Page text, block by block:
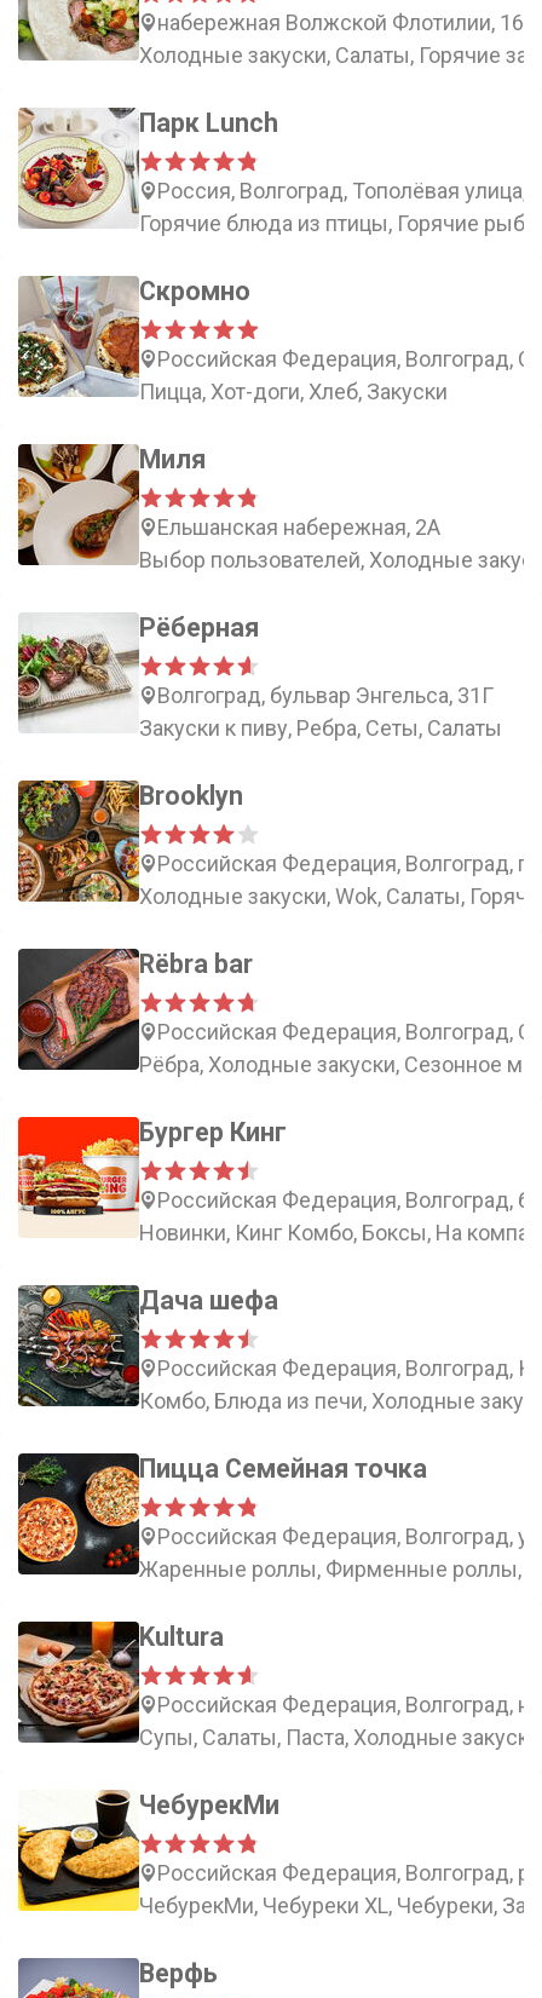
набережная Волжской Флотилии, 16
Холодные закуски, Салаты, Горячие
Парк Lunch
Россия, Волгоград, Тополёвая улица,
Горячие блюда из птицы, Горячие
Скромно
Российская Федерация, Волгоград,
Пицца, Хот-доги, Хлеб, Закуски
Миля
Ельшанская набережная, 2А
Выбор пользователей, Холодные
Рёберная
Волгоград, бульвар Энгельса, 31Г
Закуски к пиву, Ребра, Сеты, Салаты
Brooklyn
Российская Федерация, Волгоград,
Холодные закуски, Wok, Салаты,
Rёbra bar
Российская Федерация, Волгоград,
Рёбра, Холодные закуски, Сезонное
Бургер Кинг
Российская Федерация, Волгоград,
Новинки, Кинг Комбо, Боксы, На
Дача шефа
Российская Федерация, Волгоград,
Комбо, Блюда из печи, Холодные
Пицца Семейная точка
Российская Федерация, Волгоград,
Жаренные роллы, Фирменные роллы,
Kultura
Российская Федерация, Волгоград,
Супы, Салаты, Паста, Холодные закуски
ЧебурекМи
Российская Федерация, Волгоград,
ЧебурекМи, Чебуреки XL, Чебуреки,
Верфь